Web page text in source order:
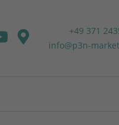
+49 371
info@p3n-